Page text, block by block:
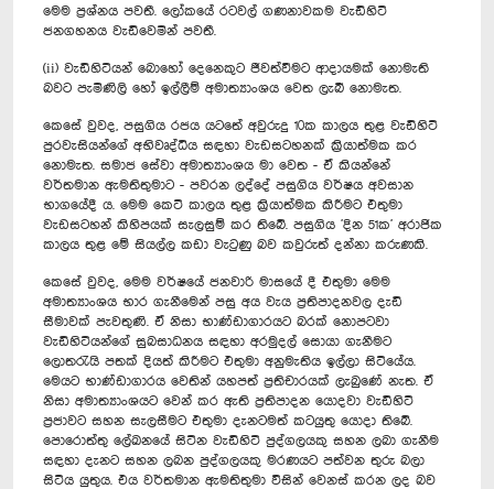
මෙම ප්‍රශ්නය පවතී. ලෝකයේ රටවල් ගණනාවකම වැඩිහිටි
ජනගහනය වැඩිවෙමින් පවතී.
(ii) වැඩිහිටියන් බොහෝ දෙනෙකුට ජීවත්වීමට ආදායමක් නොමැති
බවට පැමිණිලි හෝ ඉල්ලීම් අමාත්‍යාංශය වෙත ලැබී නොමැත.
කෙසේ වුවද, පසුගිය රජය යටතේ අවුරුදු 10ක කාලය තුළ වැඩිහිටි
පුරවැසියන්ගේ අභිවෘද්ධිය සඳහා වැඩසටහනක් ක්‍රියාත්මක කර
නොමැත. සමාජ සේවා අමාත්‍යාංශය මා වෙත - ඒ කියන්නේ
වර්තමාන ඇමතිතුමාට - පවරන ලද්දේ පසුගිය වර්ෂය අවසාන
භාගයේදී ය. මෙම කෙටි කාලය තුළ ක්‍රියාත්මක කිරීමට එතුමා
වැඩසටහන් කිහිපයක් සැලසුම් කර තිබේ. පසුගිය 'දින 51ක' අරාජික
කාලය තුළ මේ සියල්ල කඩා වැටුණු බව කවුරුත් දන්නා කරුණකි.
කෙසේ වුවද, මෙම වර්ෂයේ ජනවාරි මාසයේ දී එතුමා මෙම
අමාත්‍යාංශය භාර ගැනීමෙන් පසු අය වැය ප්‍රතිපාදනවල දැඩි
සීමාවක් පැවතුණි. ඒ නිසා භාණ්ඩාගාරයට බරක් නොපටවා
වැඩිහිටියන්ගේ සුබසාධනය සඳහා අරමුදල් සොයා ගැනීමට
ලොතරැයි පතක් දියත් කිරීමට එතුමා අනුමැතිය ඉල්ලා සිටියේය.
මෙයට භාණ්ඩාගාරය වෙතින් යහපත් ප්‍රතිචාරයක් ලැබුණේ නැත. ඒ
නිසා අමාත්‍යාංශයට වෙන් කර ඇති ප්‍රතිපාදන යොදවා වැඩිහිටි
ප්‍රජාවට සහන සැලසීමට එතුමා දැනටමත් කටයුතු යොදා තිබේ.
පොරොත්තු ලේඛ‍නයේ සිටින වැඩිහිටි පුද්ගලයකු සහන ලබා ගැනීම
සඳහා දැනට සහන ලබන පුද්ගලයකු මරණයට පත්වන තුරු බලා
සිටිය යුතුය. එය වර්තමාන ඇමතිතුමා විසින් වෙනස් කරන ලද බව